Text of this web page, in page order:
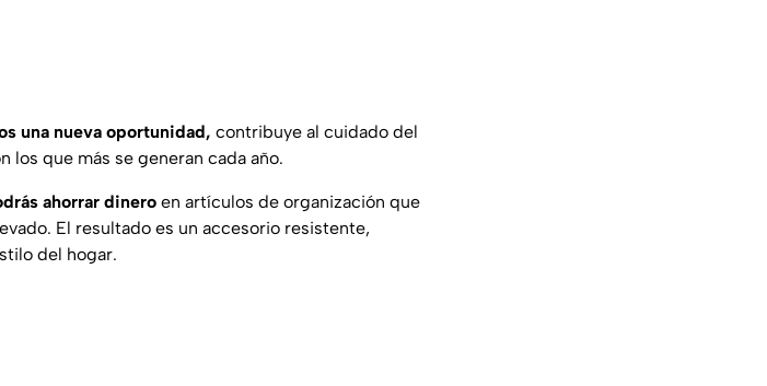
una nueva oportunidad, contribuye al cuidado del
los que más se generan cada año.
ahorrar dinero en artículos de organización que
El resultado es un accesorio resistente,
del hogar.